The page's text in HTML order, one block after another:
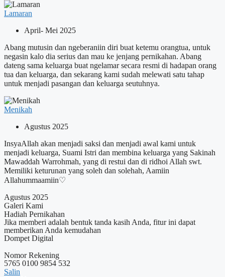
Lamaran
April- Mei 2025
Abang mutusin dan ngeberaniin diri buat ketemu orangtua, untuk
negasin kalo dia serius dan mau ke jenjang pernikahan. Abang
dateng sama keluarga buat ngelamar secara resmi di hadapan orang
tua dan keluarga, dan sekarang kami sudah melewati satu tahap
untuk menjadi pasangan dan keluarga seutuhnya.
Menikah
Agustus 2025
InsyaAllah akan menjadi saksi dan menjadi awal kami untuk
menjadi keluarga, Suami Istri dan membina keluarga yang Sakinah
Mawaddah Warrohmah, yang di restui dan di ridhoi Allah swt.
Memiliki keturunan yang soleh dan solehah, Aamiin
Allahummaamiin♡
Agustus 2025
Galeri Kami
Hadiah Pernikahan
Jika memberi adalah bentuk tanda kasih Anda, fitur ini dapat
memberikan Anda kemudahan
Dompet Digital
Nomor Rekening
5765 0100 9854 532
Salin